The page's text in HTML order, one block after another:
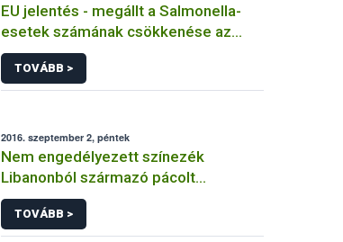
EU jelentés - megállt a Salmonella-
esetek számának csökkenése az
Európai Unióban
TOVÁBB >
2016. szeptember 2, péntek
Nem engedélyezett színezék
Libanonból származó pácolt
tarlórépában
TOVÁBB >